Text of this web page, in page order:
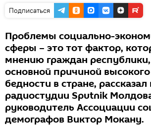
Подписаться
Проблемы социально-
сферы – это тот фактор,
мнению граждан республики,
основной причиной
бедности в стране,
радиостудии Sputnik
руководитель Ассоциации
демографов Виктор Мокану.